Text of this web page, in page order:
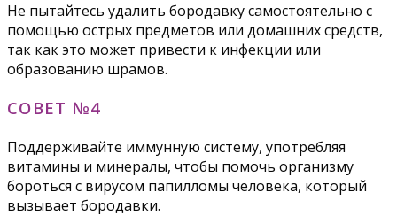
Не пытайтесь удалить бородавку самостоятельно с
помощью острых предметов или домашних средств,
так как это может привести к инфекции или
образованию шрамов.
СОВЕТ №4
Поддерживайте иммунную систему, употребляя
витамины и минералы, чтобы помочь организму
бороться с вирусом папилломы человека, который
вызывает бородавки.